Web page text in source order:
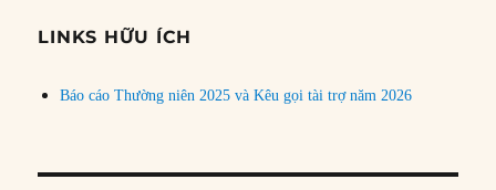
đề
LINKS HỮU ÍCH
Báo cáo Thường niên 2025 và Kêu gọi tài trợ năm 2026